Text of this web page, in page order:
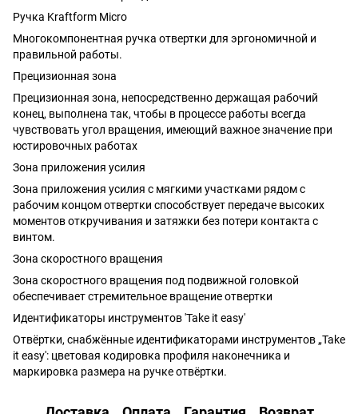
Ручка Kraftform Micro
Многокомпонентная ручка отвертки для эргономичной и
правильной работы.
Прецизионная зона
Прецизионная зона, непосредственно держащая рабочий
конец, выполнена так, чтобы в процессе работы всегда
чувствовать угол вращения, имеющий важное значение при
юстировочных работах
Зона приложения усилия
Зона приложения усилия с мягкими участками рядом с
рабочим концом отвертки способствует передаче высоких
моментов откручивания и затяжки без потери контакта с
винтом.
Зона скоростного вращения
Зона скоростного вращения под подвижной головкой
обеспечивает стремительное вращение отвертки
Идентификаторы инструментов 'Take it easy'
Oтвёртки, снабжённые идентификаторами инструментов „Take
it easy': цветовая кодировка профиля наконечника и
маркировка размера на ручке отвёртки.